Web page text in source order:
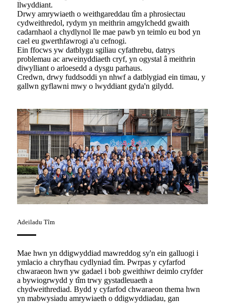
llwyddiant.
Drwy amrywiaeth o weithgareddau tîm a phrosiectau
cydweithredol, rydym yn meithrin amgylchedd gwaith
cadarnhaol a chydlynol lle mae pawb yn teimlo eu bod yn
cael eu gwerthfawrogi a'u cefnogi.
Ein ffocws yw datblygu sgiliau cyfathrebu, datrys
problemau ac arweinyddiaeth cryf, yn ogystal â meithrin
diwylliant o arloesedd a dysgu parhaus.
Credwn, drwy fuddsoddi yn nhwf a datblygiad ein timau, y
gallwn gyflawni mwy o lwyddiant gyda'n gilydd.
Adeiladu Tîm
Mae hwn yn ddigwyddiad mawreddog sy'n ein galluogi i
ymlacio a chryfhau cydlyniad tîm. Pwrpas y cyfarfod
chwaraeon hwn yw gadael i bob gweithiwr deimlo cryfder
a bywiogrwydd y tîm trwy gystadleuaeth a
chydweithrediad. Bydd y cyfarfod chwaraeon thema hwn
yn mabwysiadu amrywiaeth o ddigwyddiadau, gan